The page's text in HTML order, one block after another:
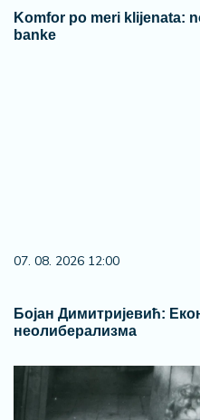
Komfor po meri klijenata:
banke
07. 08. 2026 12:00
Бојан Димитријевић:
неолиберализма